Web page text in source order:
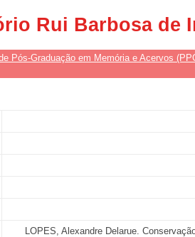
Rui Barbosa de
de
fotográficas e as
Pós-Graduação em Memória e Acervos
LOPES, Alexandre Delarue.